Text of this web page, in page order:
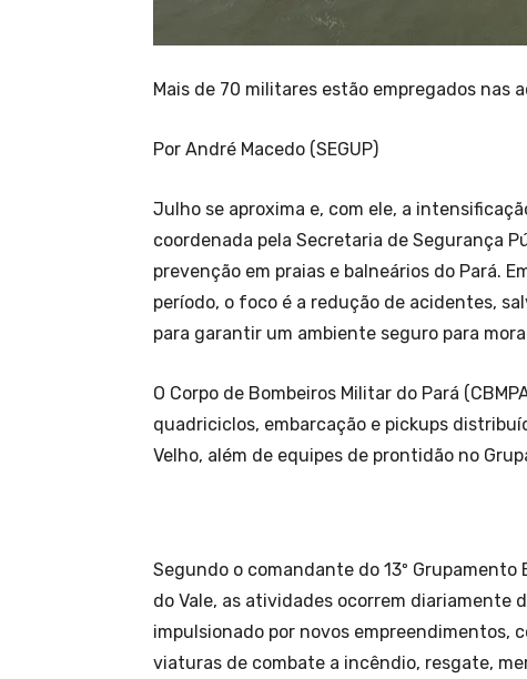
Mais de 70 militares estão empregados nas
Por André Macedo (SEGUP)
Julho se aproxima e, com ele, a
coordenada pela Secretaria de Segurança
prevenção em praias e balneários do Pará.
período, o foco é a redução de acidentes,
para garantir um ambiente seguro para
O Corpo de Bombeiros Militar do Pará
quadriciclos, embarcação e pickups
Velho, além de equipes de prontidão no
Segundo o comandante do 13º
do Vale, as atividades ocorrem
impulsionado por novos empreendimentos,
viaturas de combate a incêndio, resgate,